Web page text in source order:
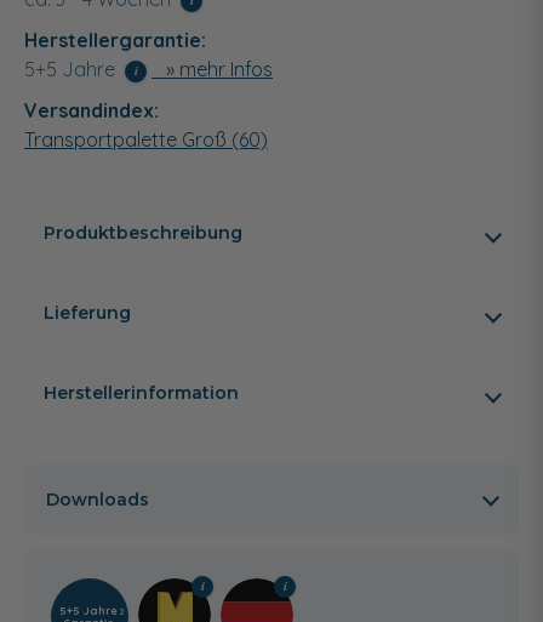
Herstellergarantie:
5+5 Jahre
i
» mehr Infos
Versandindex:
Transportpalette Groß (60)
Produktbeschreibung
Lieferung
Herstellerinformation
Downloads
5+5 Jahre 2